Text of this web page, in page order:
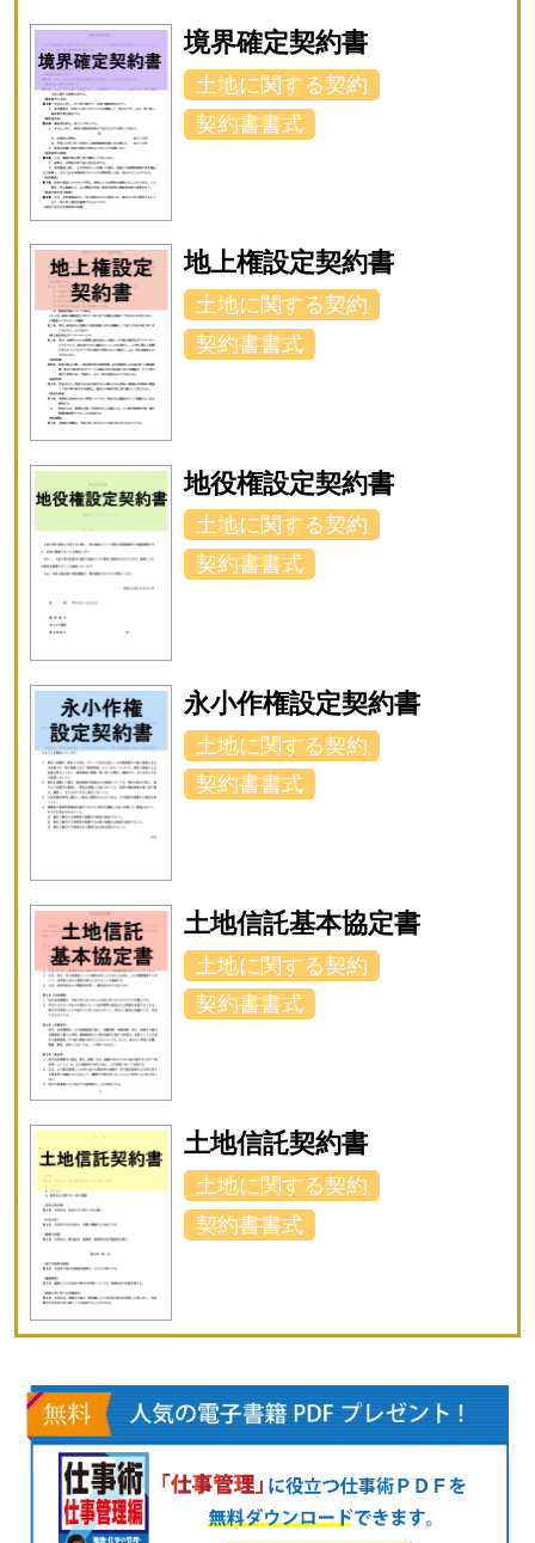
境界確定契約書
土地に関する契約
契約書書式
地上権設定契約書
土地に関する契約
契約書書式
地役権設定契約書
土地に関する契約
契約書書式
永小作権設定契約書
土地に関する契約
契約書書式
土地信託基本協定書
土地に関する契約
契約書書式
土地信託契約書
土地に関する契約
契約書書式